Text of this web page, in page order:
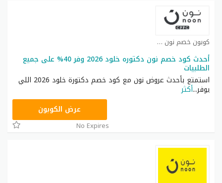
كوبون خصم نون كوبون
أحدث كود خصم نون دكتوره خلود 2026 وفر 40% على جميع
الطلبيات
استمتع بأحدث عروض نون مع كود خصم دكتورة خلود 2026 اللي
يوفر...أكثر
RRF24عرض الكوبون
No Expires